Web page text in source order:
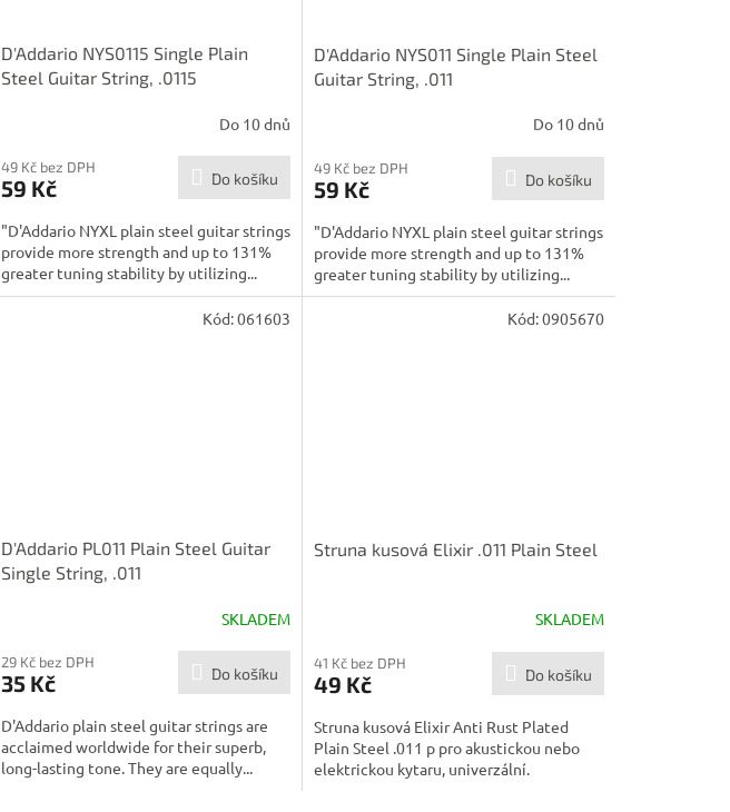
D'Addario NYS0115 Single Plain
Steel Guitar String, .0115
Do 10 dnů
49 Kč bez DPH
59 Kč Do košíku
"D'Addario NYXL plain steel guitar strings
provide more strength and up to 131%
greater tuning stability by utilizing...
D'Addario NYS011 Single Plain Steel
Guitar String, .011
Do 10 dnů
49 Kč bez DPH
59 Kč Do košíku
"D'Addario NYXL plain steel guitar strings
provide more strength and up to 131%
greater tuning stability by utilizing...
D'Addario PL011 Plain Steel Guitar
Single String, .011
SKLADEM
29 Kč bez DPH
35 Kč Do košíku
D'Addario plain steel guitar strings are
acclaimed worldwide for their superb,
long-lasting tone. They are equally...
Kód:061603
Struna kusová Elixir .011 Plain Steel
SKLADEM
41 Kč bez DPH
49 Kč Do košíku
Struna kusová Elixir Anti Rust Plated
Plain Steel .011 p pro akustickou nebo
elektrickou kytaru, univerzální.
Kód:0905670